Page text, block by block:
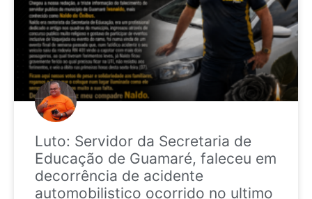
Luto: Servidor da Secretaria de
Educação de Guamaré, faleceu em
decorrência de acidente
automobilistico ocorrido no ultimo